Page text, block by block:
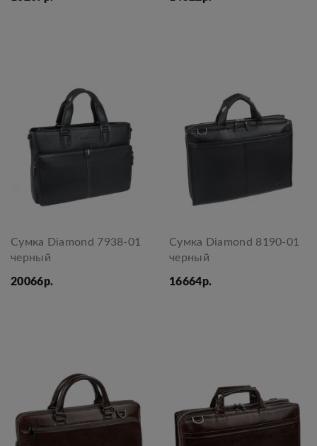
Сумка Diamond 7938-01
черный
20066р.
Сумка Diamond 8190-01
черный
16664р.